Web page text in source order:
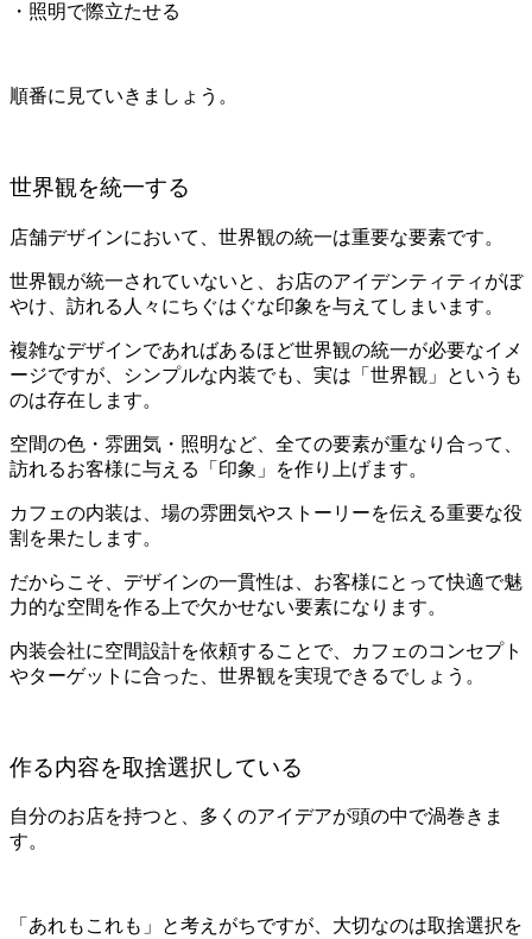
・照明で際立たせる
順番に見ていきましょう。
世界観を統一する
店舗デザインにおいて、世界観の統一は重要な要素です。
世界観が統一されていないと、お店のアイデンティティがぼ
やけ、訪れる人々にちぐはぐな印象を与えてしまいます。
複雑なデザインであればあるほど世界観の統一が必要なイメ
ージですが、シンプルな内装でも、実は「世界観」というも
のは存在します。
空間の色・雰囲気・照明など、全ての要素が重なり合って、
訪れるお客様に与える「印象」を作り上げます。
カフェの内装は、場の雰囲気やストーリーを伝える重要な役
割を果たします。
だからこそ、デザインの一貫性は、お客様にとって快適で魅
力的な空間を作る上で欠かせない要素になります。
内装会社に空間設計を依頼することで、カフェのコンセプト
やターゲットに合った、世界観を実現できるでしょう。
作る内容を取捨選択している
自分のお店を持つと、多くのアイデアが頭の中で渦巻きま
す。
「あれもこれも」と考えがちですが、大切なのは取捨選択を